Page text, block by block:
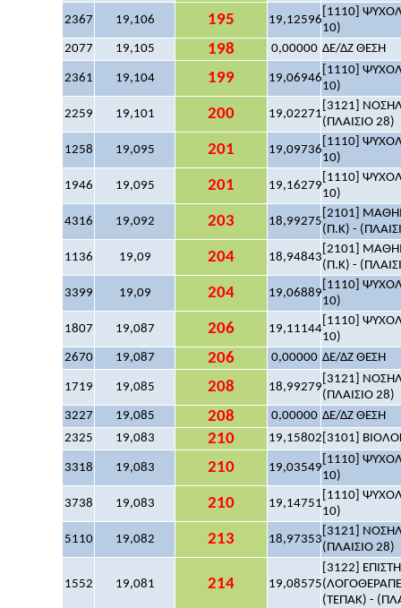
2367 19,106 195 19,12596
[1110]
10)
2077
19,105 198 0,00000 ΔΕ/ΔΖ ΘΕΣΗ
2361 19,104 199 19,06946
[1110]
10)
2259 19,101 200 19,02271
[3121]
(ΠΛΑΙΣΙΟ 28)
1258 19,095 201 19,09736
[1110]
10)
1946 19,095 201 19,16279
[1110]
10)
4316 19,092 203 18,99275
[2101]
(Π.Κ) -
1136 19,09 204 18,94843
[2101]
(Π.Κ) -
3399 19,09 204 19,06889
[1110]
10)
1807 19,087 206 19,11144
[1110]
10)
2670
19,087 206 0,00000 ΔΕ/ΔΖ ΘΕΣΗ
1719 19,085 208 18,99279
[3121]
(ΠΛΑΙΣΙΟ 28)
3227
19,085 208 0,00000 ΔΕ/ΔΖ ΘΕΣΗ
2325
19,083 210 19,15802 [3101]
3318 19,083 210 19,03549
[1110]
10)
3738 19,083 210 19,14751
[1110]
10)
5110 19,082 213 18,97353
[3121]
(ΠΛΑΙΣΙΟ 28)
1552 19,081 214 19,08575
[3122]
(ΤΕΠΑΚ) -